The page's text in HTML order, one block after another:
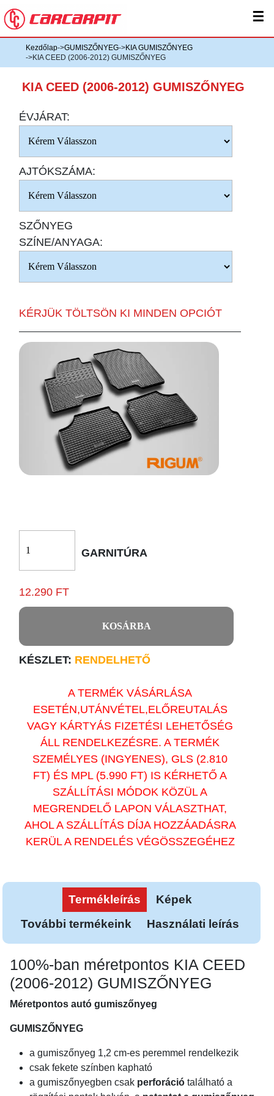
☰
Kezdőlap->GUMISZŐNYEG->KIA GUMISZŐNYEG
->KIA CEED (2006-2012) GUMISZŐNYEG
KIA CEED (2006-2012) GUMISZŐNYEG
ÉVJÁRAT:
AJTÓKSZÁMA:
SZŐNYEG
SZÍNE/ANYAGA:
KÉRJÜK TÖLTSÖN KI MINDEN OPCIÓT
GARNITÚRA
12.290 FT
KOSÁRBA
KÉSZLET: RENDELHETŐ
A TERMÉK VÁSÁRLÁSA
ESETÉN,UTÁNVÉTEL,ELŐREUTALÁS
VAGY KÁRTYÁS FIZETÉSI LEHETŐSÉG
ÁLL RENDELKEZÉSRE. A TERMÉK
SZEMÉLYES (INGYENES), GLS (2.810
FT) ÉS MPL (5.990 FT) IS KÉRHETŐ A
SZÁLLÍTÁSI MÓDOK KÖZÜL A
MEGRENDELŐ LAPON VÁLASZTHAT,
AHOL A SZÁLLÍTÁS DÍJA HOZZÁADÁSRA
KERÜL A RENDELÉS VÉGÖSSZEGÉHEZ
Termékleírás
Képek
További termékeink
Használati leírás
100%-ban méretpontos KIA CEED
(2006-2012) GUMISZŐNYEG
Méretpontos autó gumiszőnyeg
GUMISZŐNYEG
a gumiszőnyeg 1,2 cm-es peremmel rendelkezik
csak fekete színben kapható
a gumiszőnyegben csak perforáció található a